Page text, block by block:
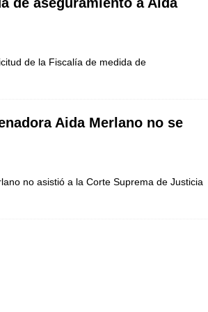
empresarial
de la Fiscalía de medida de
Aida Merlano no se
no asistió a la Corte Suprema de Justicia